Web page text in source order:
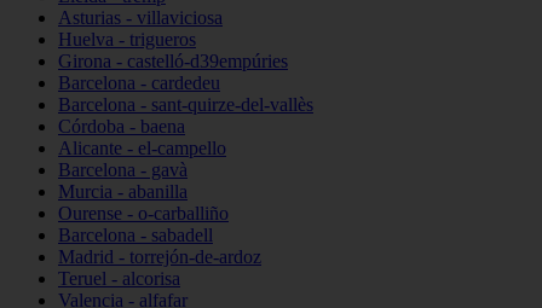
Asturias - villaviciosa
Huelva - trigueros
Girona - castelló-d39empúries
Barcelona - cardedeu
Barcelona - sant-quirze-del-vallès
Córdoba - baena
Alicante - el-campello
Barcelona - gavà
Murcia - abanilla
Ourense - o-carballiño
Barcelona - sabadell
Madrid - torrejón-de-ardoz
Teruel - alcorisa
Valencia - alfafar